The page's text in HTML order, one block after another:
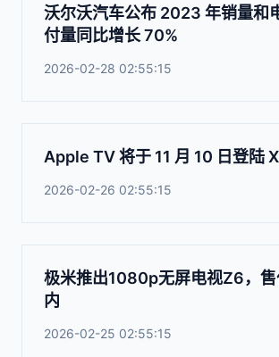
沃尔沃汽车公布 2023 年销量和
付量同比增长 70%
2026-02-28 02:55:15
Apple TV 将于 11 月 10 日登陆
2026-02-26 02:55:15
极米推出1080p无屏电视Z6，
内
2026-02-25 02:55:15